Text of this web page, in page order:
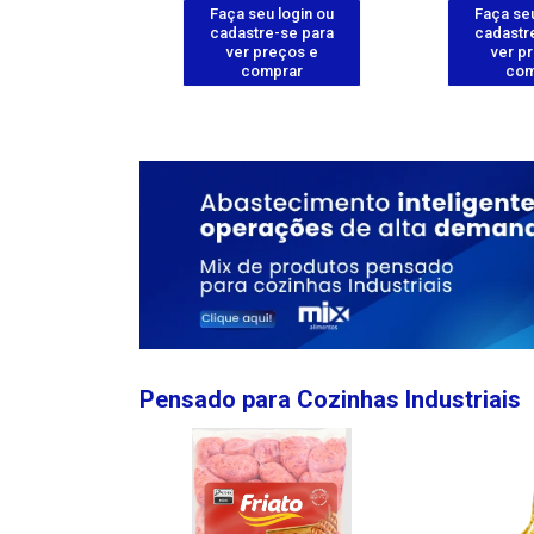
Faça seu login ou
cadastre-se para
ver preços e
comprar
Faça
ver
Pensado para Cozinhas Industriais